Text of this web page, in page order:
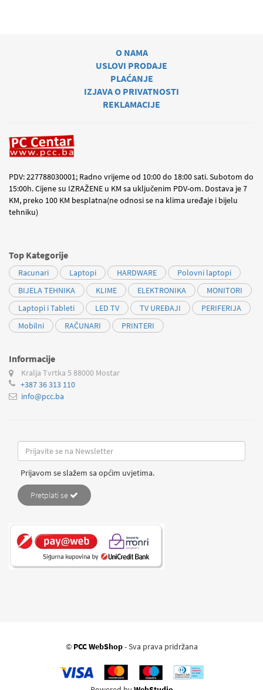
O NAMA
USLOVI PRODAJE
PLAĆANJE
IZJAVA O PRIVATNOSTI
REKLAMACIJE
PDV: 227788030001; Radno vrijeme od 10:00 do 18:00 sati. Subotom do
15:00h. Cijene su IZRAŽENE u KM sa uključenim PDV-om. Dostava je 7
KM, preko 100 KM besplatna(ne odnosi se na klima uređaje i bijelu
tehniku)
Top Kategorije
Racunari Laptopi HARDWARE
Polovni laptopi
BIJELA TEHNIKA
KLIME ELEKTRONIKA
MONITORI
Laptopi i Tableti
LED TV TV UREĐAJI
PERIFERIJA
Mobilni
RAČUNARI PRINTERI
Informacije
Kralja Tvrtka 5 88000 Mostar
+387 36 313 110
info@pcc.ba
Prijavom se slažem sa općim uvjetima.
Pretplati se
© PCC WebShop- Sva prava pridržana